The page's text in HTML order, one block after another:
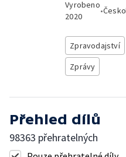
Vyrobeno
2020
•Česko
Zpravodajství
Zprávy
Přehled dílů
98363 přehratelných